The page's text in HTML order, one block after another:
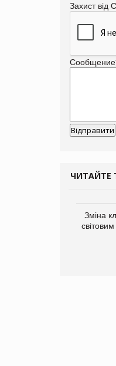
Захист від
Сообщение
ЧИТАЙТЕ
Зміна